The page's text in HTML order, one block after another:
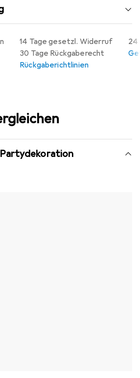
14 Tage gesetzl. Widerruf
30 Tage Rückgaberecht
Rückgaberichtlinien
24